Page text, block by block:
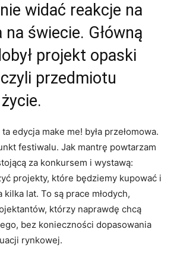
widać reakcje na
świecie. Główną
projekt opaski
przedmiotu
ta edycja make me! była przełomowa.
festiwalu. Jak mantrę powtarzam
za konkursem i wystawą:
projekty, które będziemy kupować i
lat. To są prace młodych,
którzy naprawdę chcą
bez konieczności dopasowania
rynkowej.